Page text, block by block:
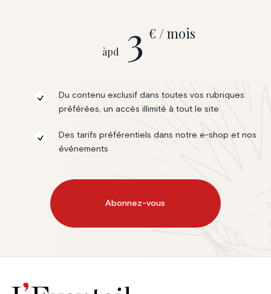
àpd 3 € / mois
Du contenu exclusif dans toutes vos rubriques
préférées, un accès illimité à tout le site
Des tarifs préférentiels dans notre e-shop et nos
événements
Abonnez-vous